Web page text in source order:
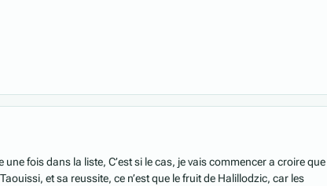
fois dans la liste, C’est si le cas, je vais commencer a croire que
et sa reussite, ce n’est que le fruit de Halillodzic, car les